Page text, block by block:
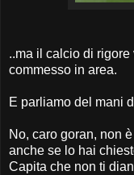
..ma il calcio di
commesso in area.
E parliamo del mani
No, caro goran, non
anche se lo hai
Capita che non ti